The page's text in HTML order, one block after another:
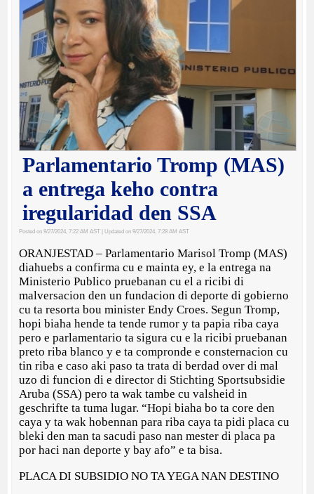
Parlamentario Tromp (MAS)
a entrega keho contra
iregularidad den SSA
Posted on 9/27/2024, 7:22 AM AST | Updated on 9/27/2024, 7:28 AM AST
ORANJESTAD – Parlamentario Marisol Tromp (MAS)
diahuebs a confirma cu e mainta ey, e la entrega na
Ministerio Publico pruebanan cu el a ricibi di
malversacion den un fundacion di deporte di gobierno
cu ta resorta bou minister Endy Croes. Segun Tromp,
hopi biaha hende ta tende rumor y ta papia riba caya
pero e parlamentario ta sigura cu e la ricibi pruebanan
preto riba blanco y e ta compronde e consternacion cu
tin riba e caso aki paso ta trata di berdad over di mal
uzo di funcion di e director di Stichting Sportsubsidie
Aruba (SSA) pero ta wak tambe cu valsheid in
geschrifte ta tuma lugar. “Hopi biaha bo ta core den
caya y ta wak hobennan para riba caya ta pidi placa cu
bleki den man ta sacudi paso nan mester di placa pa
por haci nan deporte y bay afo” e ta bisa.
PLACA DI SUBSIDIO NO TA YEGA NAN DESTINO